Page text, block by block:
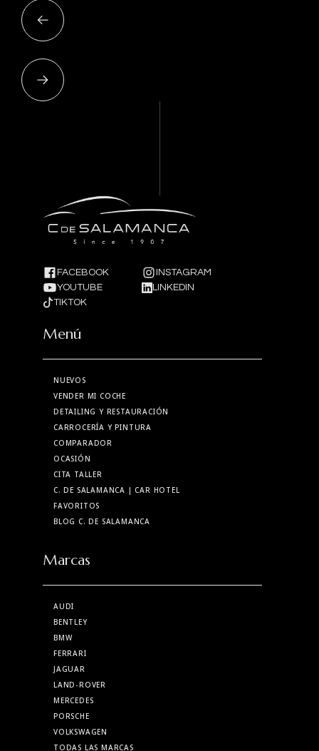
FACEBOOK
INSTAGRAM
YOUTUBE
LINKEDIN
TIKTOK
Menú
NUEVOS
VENDER MI COCHE
DETAILING Y RESTAURACIÓN
CARROCERÍA Y PINTURA
COMPARADOR
OCASIÓN
CITA TALLER
C. DE SALAMANCA | CAR HOTEL
FAVORITOS
BLOG C. DE SALAMANCA
Marcas
AUDI
BENTLEY
BMW
FERRARI
JAGUAR
LAND-ROVER
MERCEDES
PORSCHE
VOLKSWAGEN
TODAS LAS MARCAS